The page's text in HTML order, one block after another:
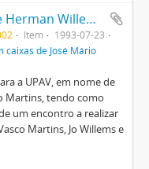
Correspondência de Herman Willems para a UPAV (José Mário Branco e Vasco Martins)
Item
1993-07-23
caixas de José Mário
a UPAV, em nome de
Martins, tendo como
um encontro a realizar
Martins, Jo Willems e